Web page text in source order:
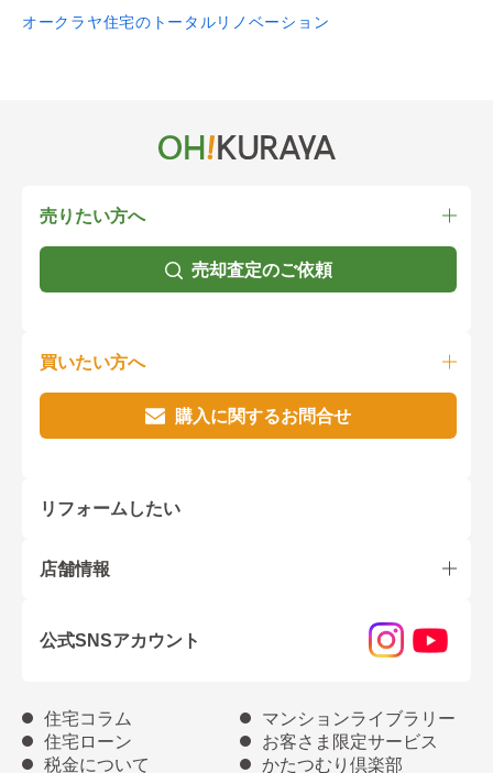
オークラヤ住宅のトータルリノベーション
売りたい方へ
売却査定のご依頼
買いたい方へ
購入に関するお問合せ
リフォームしたい
店舗情報
公式SNSアカウント
住宅コラム
マンションライブラリー
住宅ローン
お客さま限定サービス
税金について
かたつむり倶楽部